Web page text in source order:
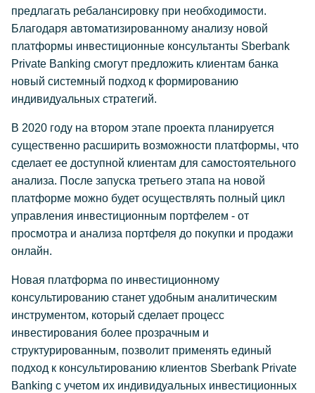
предлагать ребалансировку при необходимости.
Благодаря автоматизированному анализу новой
платформы инвестиционные консультанты Sberbank
Private Banking смогут предложить клиентам банка
новый системный подход к формированию
индивидуальных стратегий.
В 2020 году на втором этапе проекта планируется
существенно расширить возможности платформы, что
сделает ее доступной клиентам для самостоятельного
анализа. После запуска третьего этапа на новой
платформе можно будет осуществлять полный цикл
управления инвестиционным портфелем - от
просмотра и анализа портфеля до покупки и продажи
онлайн.
Новая платформа по инвестиционному
консультированию станет удобным аналитическим
инструментом, который сделает процесс
инвестирования более прозрачным и
структурированным, позволит применять единый
подход к консультированию клиентов Sberbank Private
Banking с учетом их индивидуальных инвестиционных